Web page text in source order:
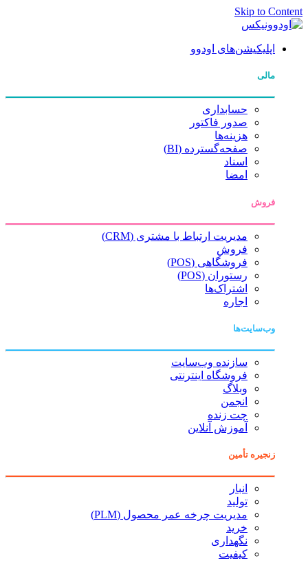
Skip to Content
اپلیکیشن‌های اودوو
مالی
حسابداری
صدور فاکتور
هزینه‌ها
صفحه‌گسترده (BI)
اسناد
امضا
فروش
مدیریت ارتباط با مشتری (CRM)
فروش
فروشگاهی (POS)
رستوران (POS)
اشتراک‌ها
اجاره
وب‌سایت‌ها
سازنده وب‌سایت
فروشگاه اینترنتی
وبلاگ
انجمن
چت زنده
آموزش آنلاین
زنجیره تأمین
انبار
تولید
مدیریت چرخه عمر محصول (PLM)
خرید
نگهداری
کیفیت